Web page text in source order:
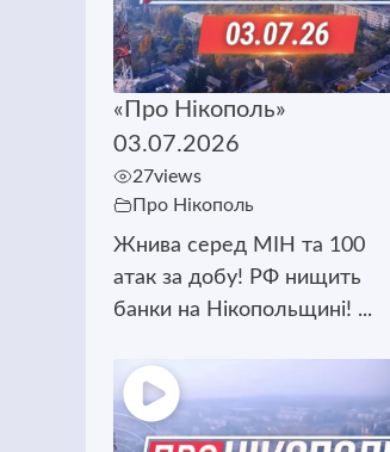
«Про Нікополь»
03.07.2026
27views
Про Нікополь
Жнива серед МІН та 100
атак за добу! РФ нищить
банки на Нікопольщині! ...